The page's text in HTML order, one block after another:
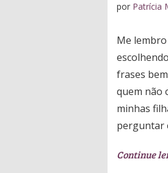
por Patrícia
Me
frases
quem não
minhas
perguntar
Continue